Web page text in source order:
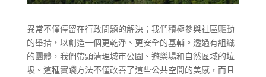
異常不僅停留在行政問題的解決；我們積極參與社區驅動
的舉措，以創造一個更乾淨、更安全的基輔。透過有組織
的團體，我們帶頭清理城市公園、遊樂場和自然區域的垃
圾。這種實踐方法不僅改善了這些公共空間的美感，而且
Latviešu valoda
Lietuvių kalba
Norsk bokmål